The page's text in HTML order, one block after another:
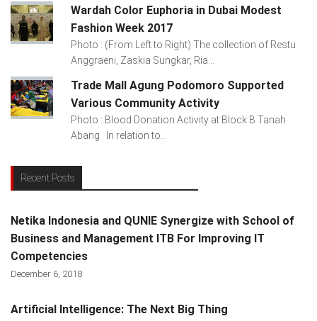
Wardah Color Euphoria in Dubai Modest
Fashion Week 2017
Photo : (From Left to Right) The collection of Restu
Anggraeni, Zaskia Sungkar, Ria...
Trade Mall Agung Podomoro Supported
Various Community Activity
Photo : Blood Donation Activity at Block B Tanah
Abang In relation to...
Recent Posts
Netika Indonesia and QUNIE Synergize with School of
Business and Management ITB For Improving IT
Competencies
December 6, 2018
Artificial Intelligence: The Next Big Thing